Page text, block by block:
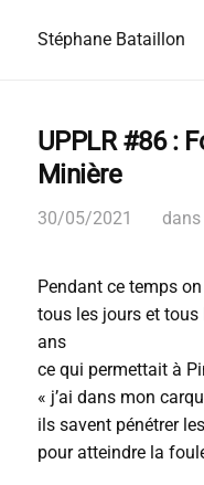
Stéphane Bataillon
UPPLR #86 :
Minière
30/05/2021 dans
Pendant ce temps
tous les jours et
ans
ce qui permettait à
« j’ai dans mon
ils savent pénétrer
pour atteindre la